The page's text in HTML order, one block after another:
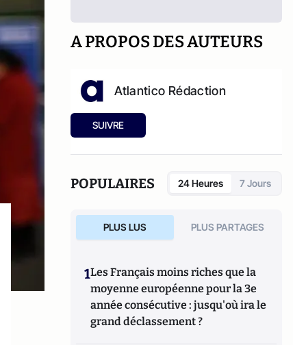
A PROPOS DES AUTEURS
Atlantico Rédaction
SUIVRE
POPULAIRES 24 Heures 7 Jours
PLUS LUS PLUS PARTAGES
1Les Français moins riches que la
moyenne européenne pour la 3e
année consécutive : jusqu'où ira le
grand déclassement ?